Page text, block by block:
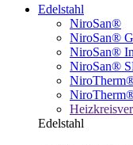
Edelstahl
NiroSan®
NiroSan®
NiroSan®
NiroSan®
Edelstahl